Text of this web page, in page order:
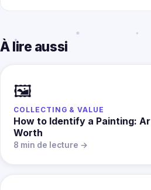
À lire aussi
🖼️
COLLECTING & VALUE
How to Identify a Painting:
Worth
8 min de lecture →